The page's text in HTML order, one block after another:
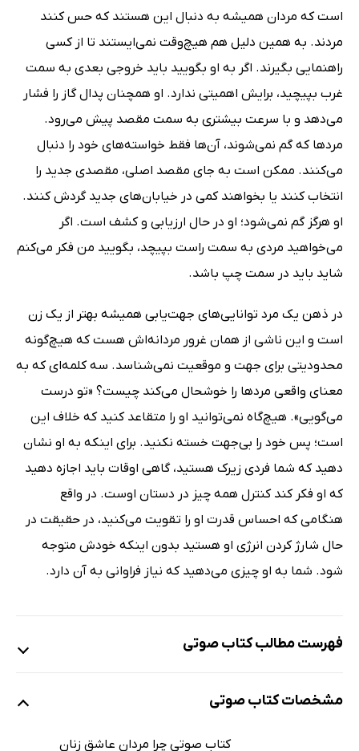
است که مردان همیشه به دنبال این هستند که حس کنند
مردند. به همین دلیل هم هیچ‌وقت نمی‌ایستند تا از کسی
راهنمایی بگیرند. اگر به او بگویید باید خروجی بعدی به سمت
غرب بپیچید، برایش اهمیتی ندارد. او همچنان پدال گاز را فشار
می‌دهد و با سرعت بیشتری به سمت مقصد پیش می‌رود.
مردها که گم نمی‌شوند، آن‌ها فقط خواسته‌های خود را دنبال
می‌کنند. ممکن است به جای مقصد اصلی، مقصدی جدید را
انتخاب کنند یا بخواهند کمی در خیابان‌های جدید گردش کنند.
او هرگز گم نمی‌شود؛ او در حال ارزیابی و کشف است. اگر
می‌خواهید مردی به سمت راست بپیچد، بگویید من فکر می‌کنم
شاید باید در سمت چپ باشد.
در ذهن یک مرد توانایی‌های جهت‌یابی همیشه بهتر از یک زن
است و این ناشی از همان غرور مردانه‌اش هست که هیچ‌گونه
محدودیتی برای جهت و موقعیت نمی‌شناسد. سه کلمه‌ای که به
معنای واقعی مردها را خوشحال می‌کند چیست؟ «تو درست
می‌گویی». هیچ‌گاه نمی‌توانید او را متقاعد کنید که خلاف این
است؛ پس خود را بی‌جهت خسته نکنید. برای اینکه به او نشان
دهید که شما فردی زیرک هستید، گاهی اوقات باید اجازه دهید
که او فکر کند کنترل همه چیز در دستان اوست. در واقع
هنگامی که احساس قدرت او را تقویت می‌کنید، در حقیقت در
حال شارژ کردن انرژی او هستید بدون اینکه خودش متوجه
شود. شما به او چیزی می‌دهید که نیاز فراوانی به آن دارد.
فهرست مطالب کتاب صوتی
نمونه
2 دقیقه
مشخصات کتاب صوتی
کتاب صوتی چرا مردان عاشق زنان